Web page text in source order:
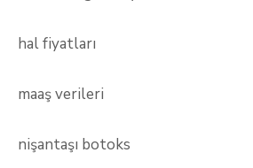
hal fiyatları
maaş verileri
nişantaşı botoks